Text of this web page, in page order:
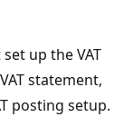
up the VAT
statement,
posting setup.